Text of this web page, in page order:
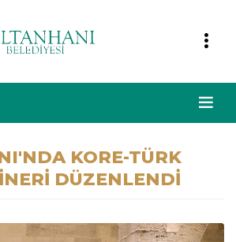
KORE-TÜRK
DÜZENLENDİ